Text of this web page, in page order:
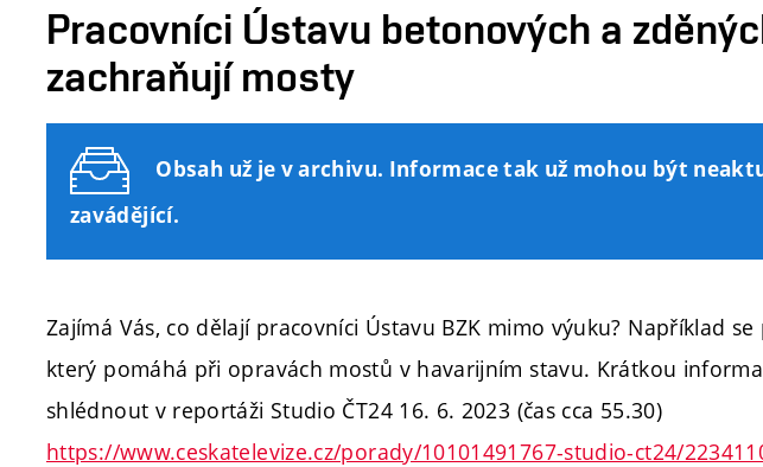
Pracovníci Ústavu betonových a
zachraňují mosty
Obsah už je v archivu. Informace tak už mohou být
zavádějící.
Zajímá Vás, co dělají pracovníci Ústavu BZK mimo výuku? Například
který pomáhá při opravách mostů v havarijním stavu. Krátkou
shlédnout v reportáži Studio ČT24 16. 6. 2023 (čas cca 55.30)
https://www.ceskatelevize.cz/porady/10101491767-studio-ct24/